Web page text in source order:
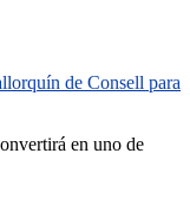
de Consell para
en uno de